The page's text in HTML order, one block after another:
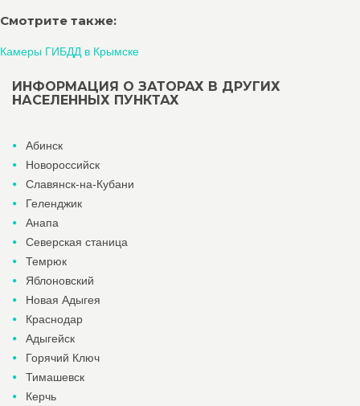
Смотрите также:
Камеры ГИБДД в Крымске
ИНФОРМАЦИЯ О ЗАТОРАХ В ДРУГИХ
НАСЕЛЕННЫХ ПУНКТАХ
Абинск
Новороссийск
Славянск-на-Кубани
Геленджик
Анапа
Северская станица
Темрюк
Яблоновский
Новая Адыгея
Краснодар
Адыгейск
Горячий Ключ
Тимашевск
Керчь